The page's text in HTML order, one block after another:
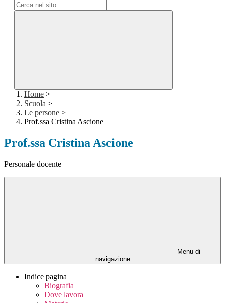
Home >
Scuola >
Le persone >
Prof.ssa Cristina Ascione
Prof.ssa Cristina Ascione
Personale docente
Menu di
navigazione
Indice pagina
Biografia
Dove lavora